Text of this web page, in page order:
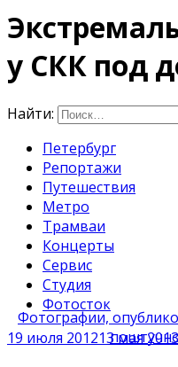
у СКК под
Найти:
Петербург
Репортажи
Путешествия
Метро
Трамваи
Концерты
Сервис
Студия
Фотосток
19 июля 201213 мая 2013
Фотографии,